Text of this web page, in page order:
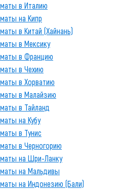
в Италию
на Кипр
в Китай (Хайнань)
в Мексику
в Францию
в Чехию
в Хорватию
в Малайзию
в Тайланд
на Кубу
в Тунис
в Черногорию
на Шри-Ланку
на Мальдивы
на Индонезию (Бали)